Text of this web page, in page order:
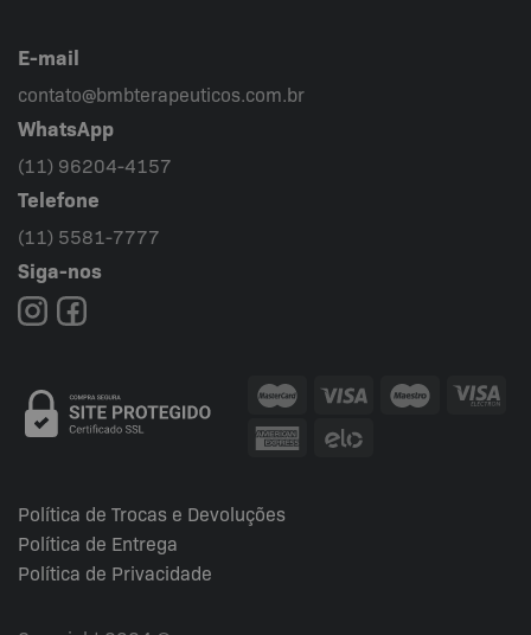
E-mail
contato@bmbterapeuticos.com.br
WhatsApp
(11) 96204-4157
Telefone
(11) 5581-7777
Siga-nos
Política de Trocas e Devoluções
Política de Entrega
Política de Privacidade